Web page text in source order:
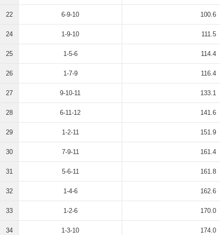
22 6-9-10 100.6
24 1-9-10 111.5
25 1-5-6 114.4
26 1-7-9 116.4
27 9-10-11 133.1
28 6-11-12 141.6
29 1-2-11 151.9
30 7-9-11 161.4
31 5-6-11 161.8
32 1-4-6 162.6
33 1-2-6 170.0
34 1-3-10 174.0